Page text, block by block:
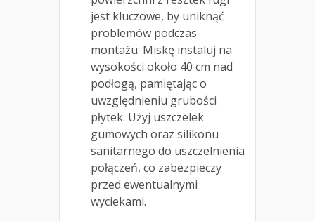
jest kluczowe, by uniknąć
problemów podczas
montażu. Miskę instaluj na
wysokości około 40 cm nad
podłogą, pamiętając o
uwzględnieniu grubości
płytek. Użyj uszczelek
gumowych oraz silikonu
sanitarnego do uszczelnienia
połączeń, co zabezpieczy
przed ewentualnymi
wyciekami.